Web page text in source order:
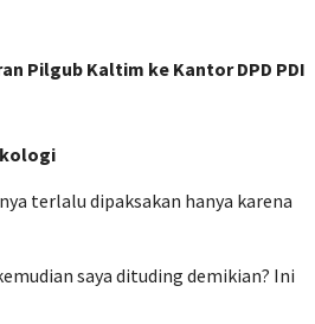
Pilgub Kaltim ke Kantor DPD PDI
terlalu dipaksakan hanya karena
saya dituding demikian? Ini